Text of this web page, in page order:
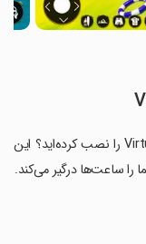
آیا تا کنون بازی Virtual Family Summer Vacation را نصب کرده‌اید؟ این
را ساعت‌ها درگیر می‌کند.